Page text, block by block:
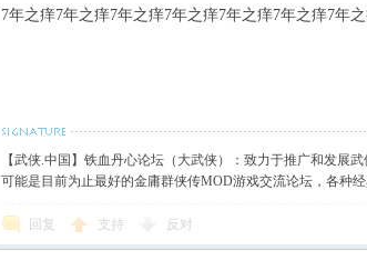
7年之痒7年之痒7年之痒7年之痒7年之痒7年之痒7年
【武侠.中国】铁血丹心论坛（大武侠）：致力于推广和发展
可能是目前为止最好的金庸群侠传MOD游戏交流论坛，各种
回复 支持 反对